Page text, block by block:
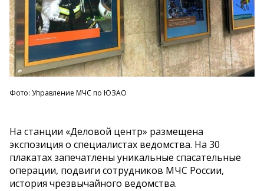
Фото: Управление МЧС по ЮЗАО
На станции «Деловой центр» размещена
экспозиция о специалистах ведомства. На 30
плакатах запечатлены уникальные спасательные
операции, подвиги сотрудников МЧС России,
история чрезвычайного ведомства.